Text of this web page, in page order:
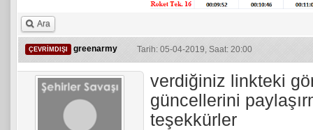
Ara
ÇEVRIMDIŞI greenarmy Tarih: 05-04-2019, Saat: 20:00
verdiğiniz linkteki
güncellerini
teşekkürler